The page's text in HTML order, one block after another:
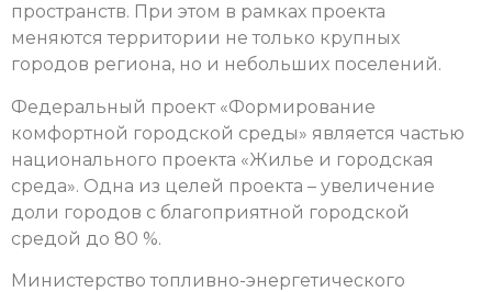
пространств. При этом в рамках проекта
меняются территории не только крупных
городов региона, но и небольших поселений.
Федеральный проект «Формирование
комфортной городской среды» является частью
национального проекта «Жилье и городская
среда». Одна из целей проекта – увеличение
доли городов с благоприятной городской
средой до 80 %.
Министерство топливно-энергетического